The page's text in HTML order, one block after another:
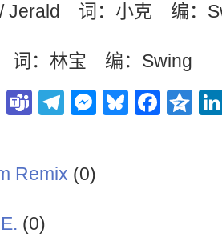
/ Jerald 词：小克 编：
词：林宝 编：Swing
Douban
TeamsTelegramBluesky
Remix (0)
(0)